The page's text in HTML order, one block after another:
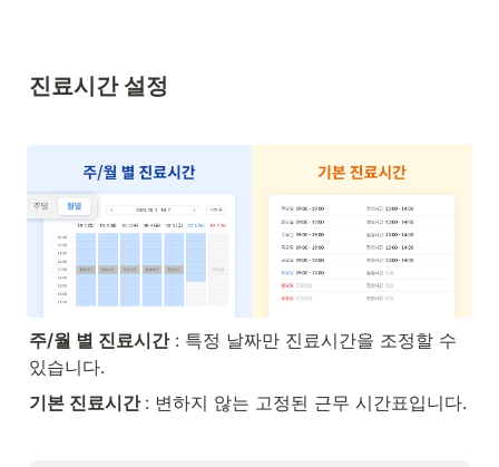
진료시간 설정
주/월 별 진료시간 : 특정 날짜만 진료시간을 조정할 수
있습니다.
기본 진료시간 : 변하지 않는 고정된 근무 시간표입니다.